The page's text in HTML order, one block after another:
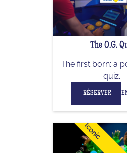
The O.G.
The first born: a
quiz.
RÉSERVER
Iconic